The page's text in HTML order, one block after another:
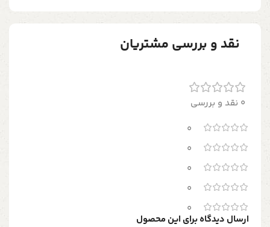
نقد و بررسی مشتریان
0 نقد و بررسی
0
0
0
0
0
ارسال دیدگاه برای این محصول